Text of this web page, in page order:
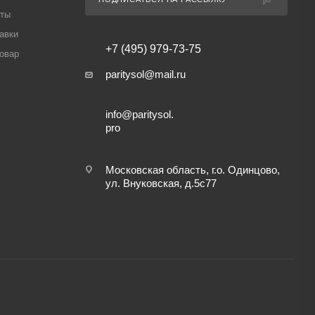
+7 (495) 979-73-75
paritysol@mail.ru
info@paritysol.
pro
Московская область, г.о. Одинцово,
ул. Внуковская, д.5с77